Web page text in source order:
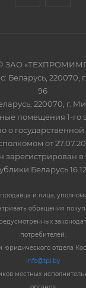
ЗАО
Беларусь, 220070,
96
220070, г.
помещения 1-го
о
от
зарегистрирован в
Беларусь
и лица,
обращения
потребителей:
юридического отдела
info@tpi.by
местных